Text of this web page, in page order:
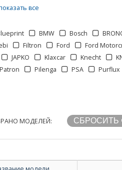
все
BMW Bosch
Filtron Ford Ford
JAPKO Klaxcar Knecht
Patron Pilenga PSA Purflux
МОДЕЛЕЙ: